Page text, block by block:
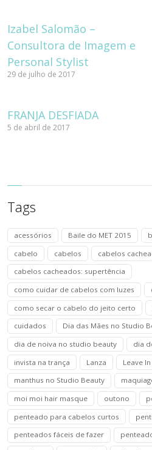
Izabel Salomão –
Consultora de Imagem e
Personal Stylist
29 de julho de 2017
FRANJA DESFIADA
5 de abril de 2017
Tags
acessórios Baile do MET 2015
cabelo
cabelos
cabelos
cabelos cacheados: supertência
como cuidar de cabelos com luzes
como secar o cabelo do jeito certo
cuidados
Dia das Mães no Studio
dia de noiva no studio beauty
dia
invista na trança
Lanza Leave
manthus no Studio Beauty
moi moi hair masque
outono
penteado para cabelos curtos
penteados fáceis de fazer